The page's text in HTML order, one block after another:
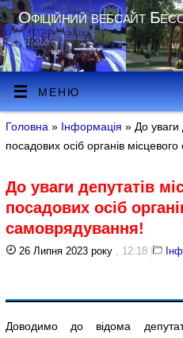
Офіційний вебсайт
МЕНЮ
Головна » Інформація » До уваги
посадових осіб органів
До уваги депутатів
посадових осіб
самоврядування!
26 Липня 2023 року , 12:18 |
Доводимо до відома